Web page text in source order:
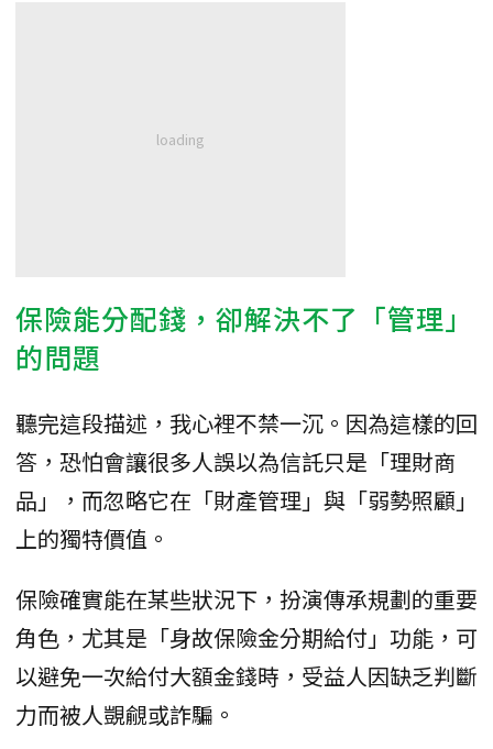
保險能分配錢，卻解決不了「管理」
的問題
聽完這段描述，我心裡不禁一沉。因為這樣的回
答，恐怕會讓很多人誤以為信託只是「理財商
品」，而忽略它在「財產管理」與「弱勢照顧」
上的獨特價值。
保險確實能在某些狀況下，扮演傳承規劃的重要
角色，尤其是「身故保險金分期給付」功能，可
以避免一次給付大額金錢時，受益人因缺乏判斷
力而被人覬覦或詐騙。